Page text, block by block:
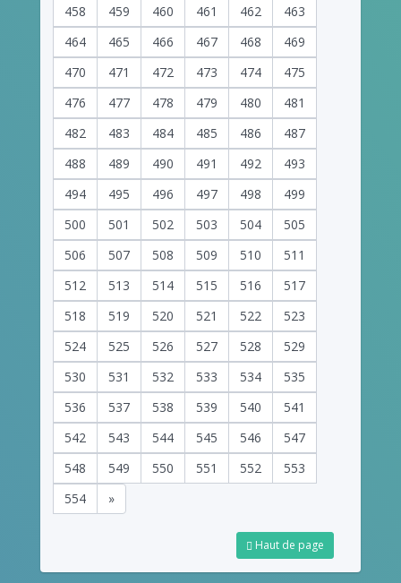
458 459 460 461 462
463
464
465 466 467 468
469
470
471 472 473 474
475
476
477 478 479 480
481
482
483 484 485 486
487
488
489 490 491 492
493
494
495 496 497 498
499
500
501 502 503 504
505
506
507 508 509 510
511
512
513 514 515 516
517
518
519 520 521 522
523
524
525 526 527 528
529
530
531 532 533 534
535
536
537 538 539 540
541
542
543 544 545 546
547
548
549 550 551 552
553
554
»
Haut de page